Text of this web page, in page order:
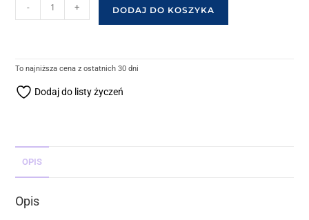
- + DODAJ DO KOSZYKA
To najniższa cena z ostatnich 30 dni
Dodaj do listy życzeń
OPIS
Opis